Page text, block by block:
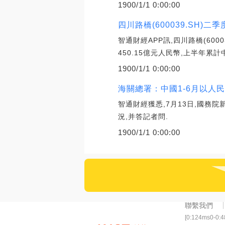
1900/1/1 0:00:00
四川路橋(600039.SH)二季
智通財經APP訊,四川路橋
450.15億元人民幣,上半年累計
1900/1/1 0:00:00
海關總署：中國1-6月以人
智通財經獲悉,7月13日,國務院
況,并答記者問.
1900/1/1 0:00:00
聯繫我們
[0:124ms0-